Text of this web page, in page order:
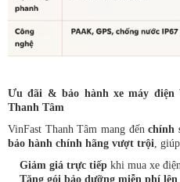
Ưu đãi & bảo hành xe máy điện
Thanh Tâm
VinFast Thanh Tâm mang đếnchính
bảo hành chính hãng vượt trội ,
Giảm giá trực tiếp khi mua xe
Tặng gói bảo dưỡng miễn phí lên